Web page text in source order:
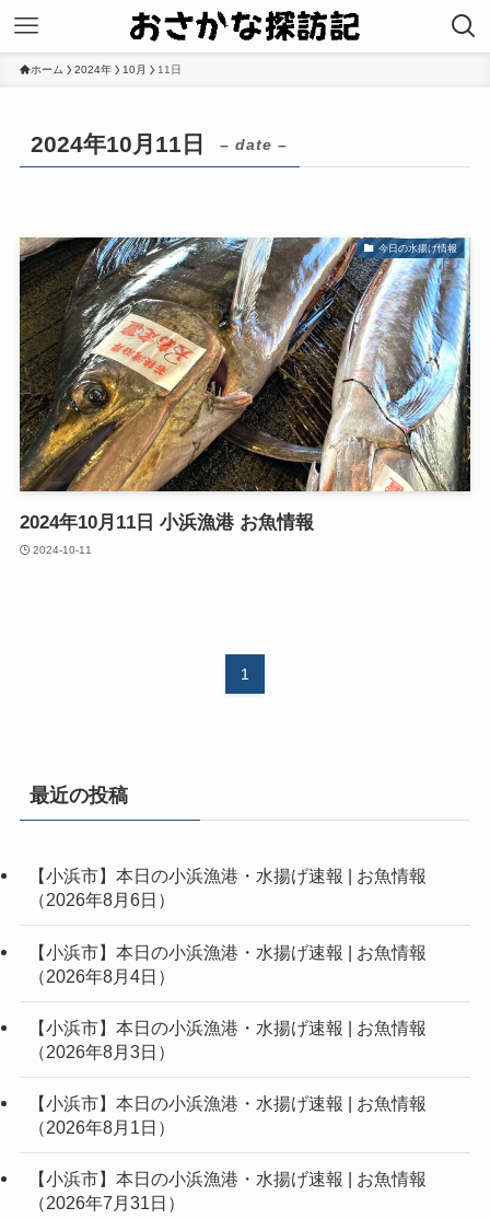
ホーム 2024年 10月 11日
2024年10月11日 – date –
今日の水揚げ情報
2024年10月11日 小浜漁港 お魚情報
2024-10-11
1
最近の投稿
【小浜市】本日の小浜漁港・水揚げ速報 | お魚情報
（2026年8月6日）
【小浜市】本日の小浜漁港・水揚げ速報 | お魚情報
（2026年8月4日）
【小浜市】本日の小浜漁港・水揚げ速報 | お魚情報
（2026年8月3日）
【小浜市】本日の小浜漁港・水揚げ速報 | お魚情報
（2026年8月1日）
【小浜市】本日の小浜漁港・水揚げ速報 | お魚情報
（2026年7月31日）